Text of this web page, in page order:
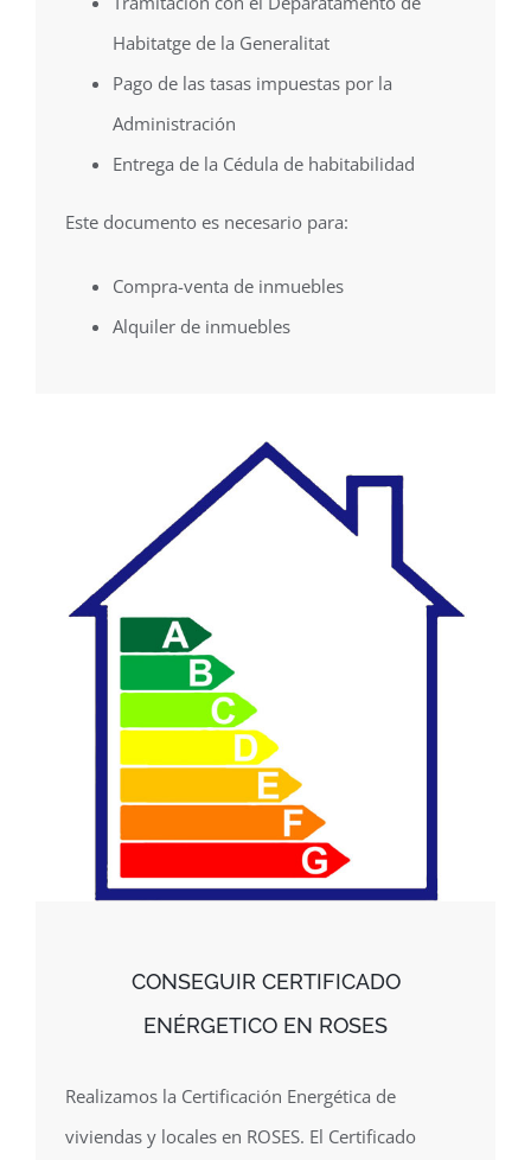
Habitatge de la Generalitat
Pago de las tasas impuestas por la
Administración
Entrega de la Cédula de habitabilidad
Este documento es necesario para:
Compra-venta de inmuebles
Alquiler de inmuebles
CONSEGUIR CERTIFICADO
ENÉRGETICO EN ROSES
Realizamos la Certificación Energética de
viviendas y locales en ROSES. El Certificado